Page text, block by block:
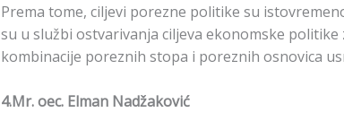
Prema tome, ciljevi porezne politike su
su u službi ostvarivanja ciljeva ekonomske
kombinacije poreznih stopa i poreznih osnovica
4.Mr. oec. Elman Nadžaković